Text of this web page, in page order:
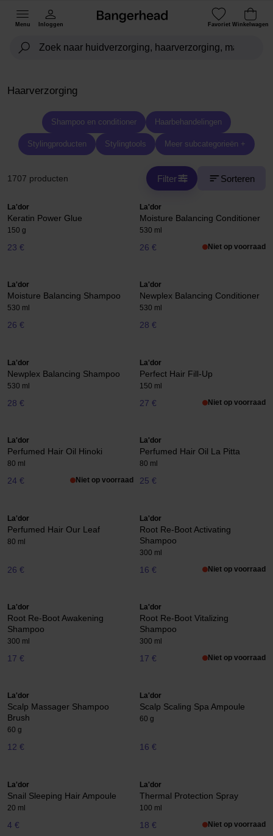
Menu Inloggen Favoriet Winkelwagen
Haarverzorging
Shampoo en conditioner Haarbehandelingen
Stylingproducten Stylingtools Meer subcategorieën +
1707 producten Filter Sorteren
La'dor
Keratin Power Glue
150 g
23 €
La'dor
Moisture Balancing Conditioner
530 ml
26 € Niet op voorraad
La'dor
Moisture Balancing Shampoo
530 ml
26 €
La'dor
Newplex Balancing Conditioner
530 ml
28 €
La'dor
Newplex Balancing Shampoo
530 ml
28 €
La'dor
Perfect Hair Fill-Up
150 ml
27 € Niet op voorraad
La'dor
Perfumed Hair Oil Hinoki
80 ml
24 € Niet op voorraad
La'dor
Perfumed Hair Oil La Pitta
80 ml
25 €
La'dor
Perfumed Hair Our Leaf
80 ml
26 €
La'dor
Root Re-Boot Activating
Shampoo
300 ml
16 € Niet op voorraad
La'dor
Root Re-Boot Awakening
Shampoo
300 ml
17 €
La'dor
Root Re-Boot Vitalizing
Shampoo
300 ml
17 € Niet op voorraad
La'dor
Scalp Massager Shampoo
Brush
60 g
12 €
La'dor
Scalp Scaling Spa Ampoule
60 g
16 €
La'dor
Snail Sleeping Hair Ampoule
20 ml
4 €
La'dor
Thermal Protection Spray
100 ml
18 € Niet op voorraad